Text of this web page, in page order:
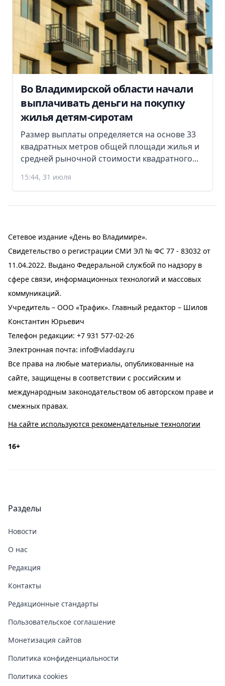
Во Владимирской области начали
выплачивать деньги на покупку
жилья детям-сиротам
Размер выплаты определяется на основе 33
квадратных метров общей площади жилья и
средней рыночной стоимости квадратного...
15:44, 31 июля
Сетевое издание «День во Владимире».
Свидетельство о регистрации СМИ ЭЛ № ФС 77 - 83032 от
11.04.2022. Выдано Федеральной службой по надзору в
сфере связи, информационных технологий и массовых
коммуникаций.
Учредитель – ООО «Трафик». Главный редактор – Шилов
Константин Юрьевич
Телефон редакции: +7 931 577-02-26
Электронная почта: info@vladday.ru
Все права на любые материалы, опубликованные на
сайте, защищены в соответствии с российским и
международным законодательством об авторском праве и
смежных правах.
На сайте используются рекомендательные технологии
16+
Разделы
Новости
О нас
Редакция
Контакты
Редакционные стандарты
Пользовательское соглашение
Монетизация сайтов
Политика конфиденциальности
Политика cookies